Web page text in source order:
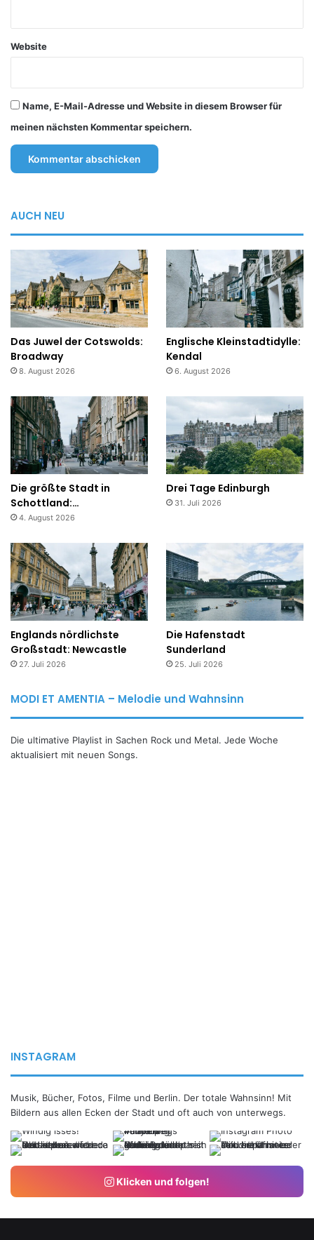
Website
Name, E-Mail-Adresse und Website in diesem Browser für
meinen nächsten Kommentar speichern.
AUCH NEU
Das Juwel der Cotswolds:
Broadway
8. August 2026
Englische Kleinstadtidylle:
Kendal
6. August 2026
Die größte Stadt in
Schottland:…
4. August 2026
Drei Tage Edinburgh
31. Juli 2026
Englands nördlichste
Großstadt: Newcastle
27. Juli 2026
Die Hafenstadt
Sunderland
25. Juli 2026
MODI ET AMENTIA – Melodie und Wahnsinn
Die ultimative Playlist in Sachen Rock und Metal. Jede Woche
aktualisiert mit neuen Songs.
INSTAGRAM
Musik, Bücher, Fotos, Filme und Berlin. Der totale Wahnsinn! Mit
Bildern aus allen Ecken der Stadt und oft auch von unterwegs.
Klicken und folgen!